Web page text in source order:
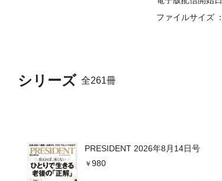
シリーズ 全261冊
PRESIDENT 2026年8月14日号
980
ファイルサイズ